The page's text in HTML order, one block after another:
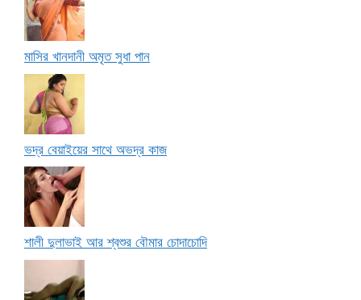
মাসির খানদানী অমৃত সুধা পান
ভদ্র বেয়াইয়ের সাথে অভদ্র কাজ
শালী দুলাভাই আর শ্বশুর বৌমার চোদাচোদি